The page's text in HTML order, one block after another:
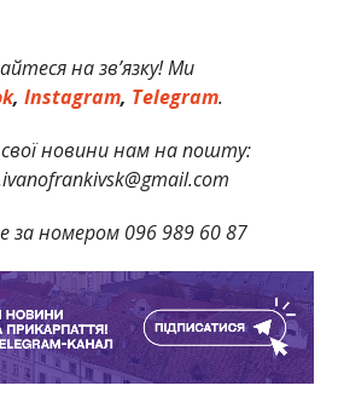
на зв’язку! Ми
, Instagram, Telegram.
новини нам на пошту:
за номером 096 989 60 87